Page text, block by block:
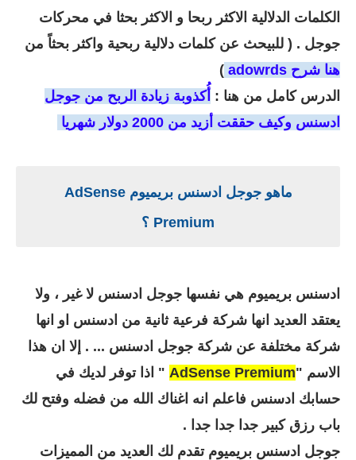
الكلمات الدلالية الاكثر ربحا و الاكثر بحثا في محركات
جوجل . ( للبيحث عن كلمات دلالية ربحية واكثر بحثاً من
هنا شرح adowrds
)
الدرس كامل من هنا : أُكذوبة زيادة الربح من جوجل
ادسنس وكيف حققت أزيد من 2000 دولار شهريا
ماهو جوجل ادسنس بريميوم AdSense
Premium ؟
ادسنس بريميوم هي نفسها جوجل ادسنس لا غير ، ولا
يعتقد العديد انها شركة فرعية ثانية من ادسنس او انها
شركة مختلفة عن شركة جوجل ادسنس ... . إلا ان هذا
الاسم "AdSense Premium " اذا توفر لديك في
حسابك ادسنس فاعلم انه اغناك الله من فضله وفتح لك
باب رزق كبير جدا جدا جدا .
جوجل ادسنس بريميوم تقدم لك العديد من المميزات